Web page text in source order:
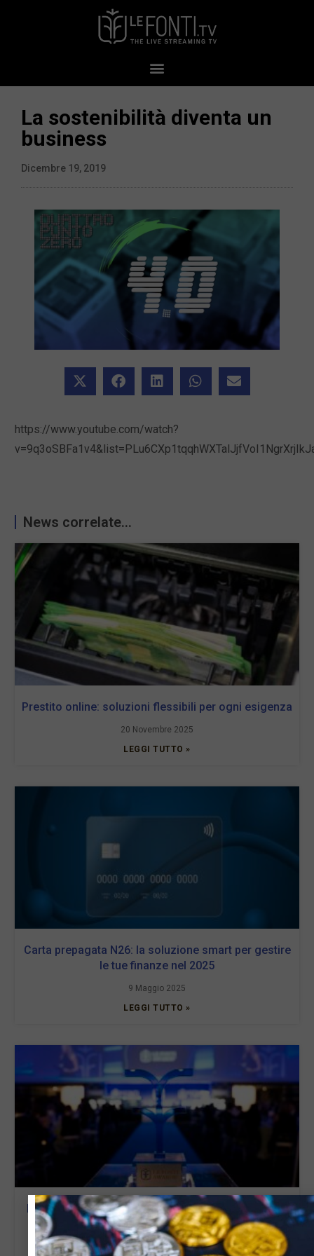
La sostenibilità diventa un
business
Dicembre 19, 2019
https://www.youtube.com/watch?
News correlate...
Prestito online: soluzioni flessibili per ogni esigenza
20 Novembre 2025
LEGGI TUTTO »
Carta prepagata N26: la soluzione smart per gestire
le tue finanze nel 2025
9 Maggio 2025
LEGGI TUTTO »
Le Fonti Awards a Palazzo Mezzanotte il 13 marzo
13 Febbraio 2025
LEGGI TUTTO »